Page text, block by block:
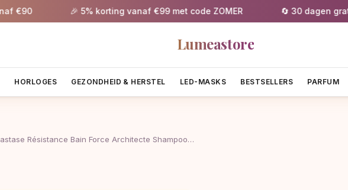
🎉 5% korting vanaf €99 met code ZOMER 🔄 30 dagen gratis
Lumeastore
HORLOGES GEZONDHEID & HERSTEL LED-MASKS BESTSELLERS PARFUM
Résistance Bain Force Architecte Shampoo…